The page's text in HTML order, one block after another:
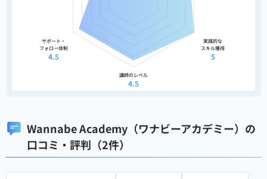
サポート・
フォロー体制
4.5
実践的な
スキル獲得
5
講師のレベル
4.5
Wannabe Academy（ワナビーアカデミー）の
口コミ・評判（2件）